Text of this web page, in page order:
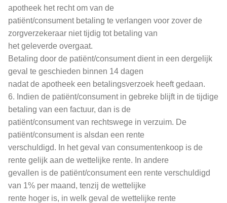
apotheek het recht om van de
patiënt/consument betaling te verlangen voor zover de
zorgverzekeraar niet tijdig tot betaling van
het geleverde overgaat.
Betaling door de patiënt/consument dient in een dergelijk
geval te geschieden binnen 14 dagen
nadat de apotheek een betalingsverzoek heeft gedaan.
6. Indien de patiënt/consument in gebreke blijft in de tijdige
betaling van een factuur, dan is de
patiënt/consument van rechtswege in verzuim. De
patiënt/consument is alsdan een rente
verschuldigd. In het geval van consumentenkoop is de
rente gelijk aan de wettelijke rente. In andere
gevallen is de patiënt/consument een rente verschuldigd
van 1% per maand, tenzij de wettelijke
rente hoger is, in welk geval de wettelijke rente